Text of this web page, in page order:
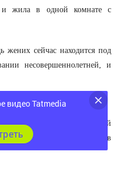
и жила в одной комнате с
жених сейчас находится под
несовершеннолетней, и
момент находится на 32-й
оставить ребенка в
видео Tatmedia